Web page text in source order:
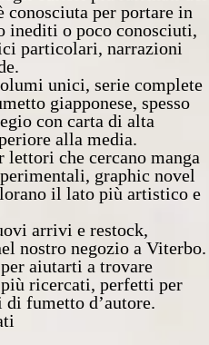
per portare in
inediti o poco conosciuti,
particolari, narrazioni
unici, serie complete
giapponese, spesso
con carta di alta
alla media.
che cercano manga
graphic novel
il lato più artistico e
arrivi e restock,
nostro negozio a Viterbo.
aiutarti a trovare
ricercati, perfetti per
fumetto d’autore.